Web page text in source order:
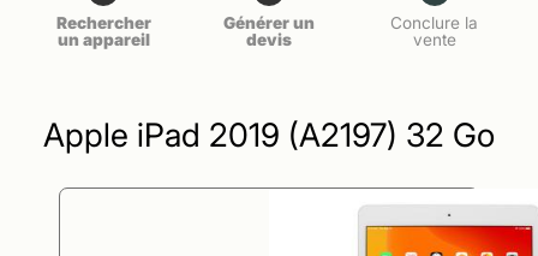
Rechercher
un appareil
Générer un
devis
Conclure la
vente
Apple iPad 2019 (A2197) 32 Go